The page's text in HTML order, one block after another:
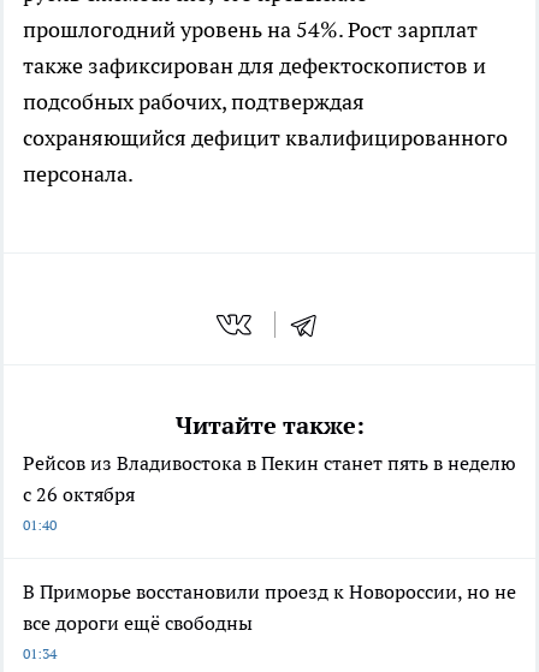
прошлогодний уровень на 54%. Рост зарплат
также зафиксирован для дефектоскопистов и
подсобных рабочих, подтверждая
сохраняющийся дефицит квалифицированного
персонала.
Читайте также:
Рейсов из Владивостока в Пекин станет пять в неделю
с 26 октября
01:40
В Приморье восстановили проезд к Новороссии, но не
все дороги ещё свободны
01:34